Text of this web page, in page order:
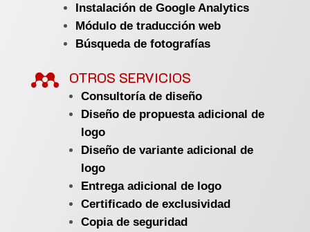
Instalación de Google Analytics
Módulo de traducción web
Búsqueda de fotografías
 OTROS SERVICIOS
Consultoría de diseño
Diseño de propuesta adicional de
logo
Diseño de variante adicional de
logo
Entrega adicional de logo
Certificado de exclusividad
Copia de seguridad